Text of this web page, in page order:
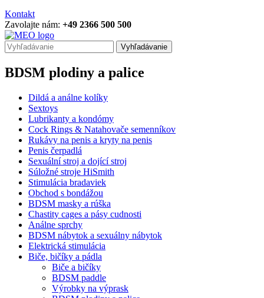
Kontakt
Zavolajte nám: +49 2366 500 500
Vyhľadávanie
BDSM plodiny a palice
Dildá a análne kolíky
Sextoys
Lubrikanty a kondómy
Cock Rings & Natahovače semenníkov
Rukávy na penis a kryty na penis
Penis čerpadlá
Sexuální stroj a dojící stroj
Súložné stroje HiSmith
Stimulácia bradaviek
Obchod s bondážou
BDSM masky a rúška
Chastity cages a pásy cudnosti
Análne sprchy
BDSM nábytok a sexuálny nábytok
Elektrická stimulácia
Biče, bičíky a pádla
Biče a bičíky
BDSM paddle
Výrobky na výprask